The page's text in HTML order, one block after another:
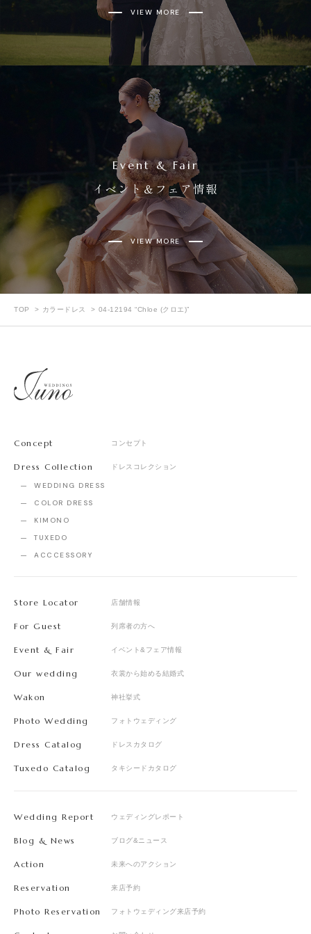
VIEW MORE
Event & Fair
イベント＆フェア情報
VIEW MORE
TOP カラードレス 04-12194 “Chloe (クロエ)”
Concept コンセプト
Dress Collection ドレスコレクション
WEDDING DRESS
COLOR DRESS
KIMONO
TUXEDO
ACCCESSORY
Store Locator 店舗情報
For Guest 列席者の方へ
Event & Fair イベント&フェア情報
Our wedding 衣裳から始める結婚式
Wakon 神社挙式
Photo Wedding フォトウェディング
Dress Catalog ドレスカタログ
Tuxedo Catalog タキシードカタログ
Wedding Report ウェディングレポート
Blog & News ブログ&ニュース
Action 未来へのアクション
Reservation 来店予約
Photo Reservation フォトウェディング来店予約